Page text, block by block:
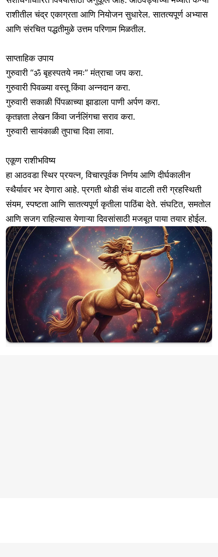
राशीतील चंद्र एकाग्रता आणि नियोजन सुधारेल. सातत्यपूर्ण अभ्यास
आणि संरचित पद्धतीमुळे उत्तम परिणाम मिळतील.
साप्ताहिक उपाय
गुरुवारी “ॐ बृहस्पतये नमः” मंत्राचा जप करा.
गुरुवारी पिवळ्या वस्तू किंवा अन्नदान करा.
गुरुवारी सकाळी पिंपळाच्या झाडाला पाणी अर्पण करा.
कृतज्ञता लेखन किंवा जर्नलिंगचा सराव करा.
गुरुवारी सायंकाळी तुपाचा दिवा लावा.
एकूण राशीभविष्य
हा आठवडा स्थिर प्रयत्न, विचारपूर्वक निर्णय आणि दीर्घकालीन
स्थैर्यावर भर देणारा आहे. प्रगती थोडी संथ वाटली तरी ग्रहस्थिती
संयम, स्पष्टता आणि सातत्यपूर्ण कृतीला पाठिंबा देते. संघटित, समतोल
आणि सजग राहिल्यास येणाऱ्या दिवसांसाठी मजबूत पाया तयार होईल.